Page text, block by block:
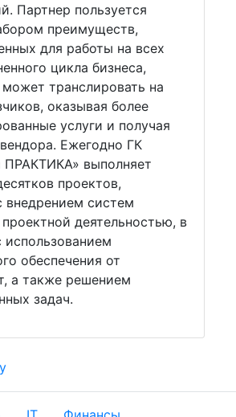
Партнер пользуется
преимуществ,
для работы на всех
цикла бизнеса,
транслировать на
оказывая более
услуги и получая
Ежегодно ГК
ПРАКТИКА» выполняет
проектов,
внедрением систем
деятельностью, в
обеспечения от
а также решением
задач.